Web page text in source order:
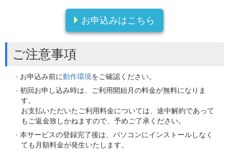
お申込みはこちら
ご注意事項
∙ お申込み前に動作環境をご確認ください。
∙ 初回お申し込み時は、ご利用開始月の料金が無料になりま
す。
お支払いただいたご利用料金については、途中解約であって
もご返金致しかねますので、予めご了承ください。
∙ 本サービスの登録完了後は、パソコンにインストールしなく
ても月額料金が発生いたします。